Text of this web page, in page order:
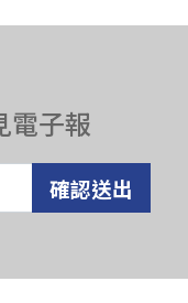
電子報
確認送出